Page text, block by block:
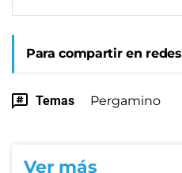
Para compartir en redes
Temas Pergamino
Ver más